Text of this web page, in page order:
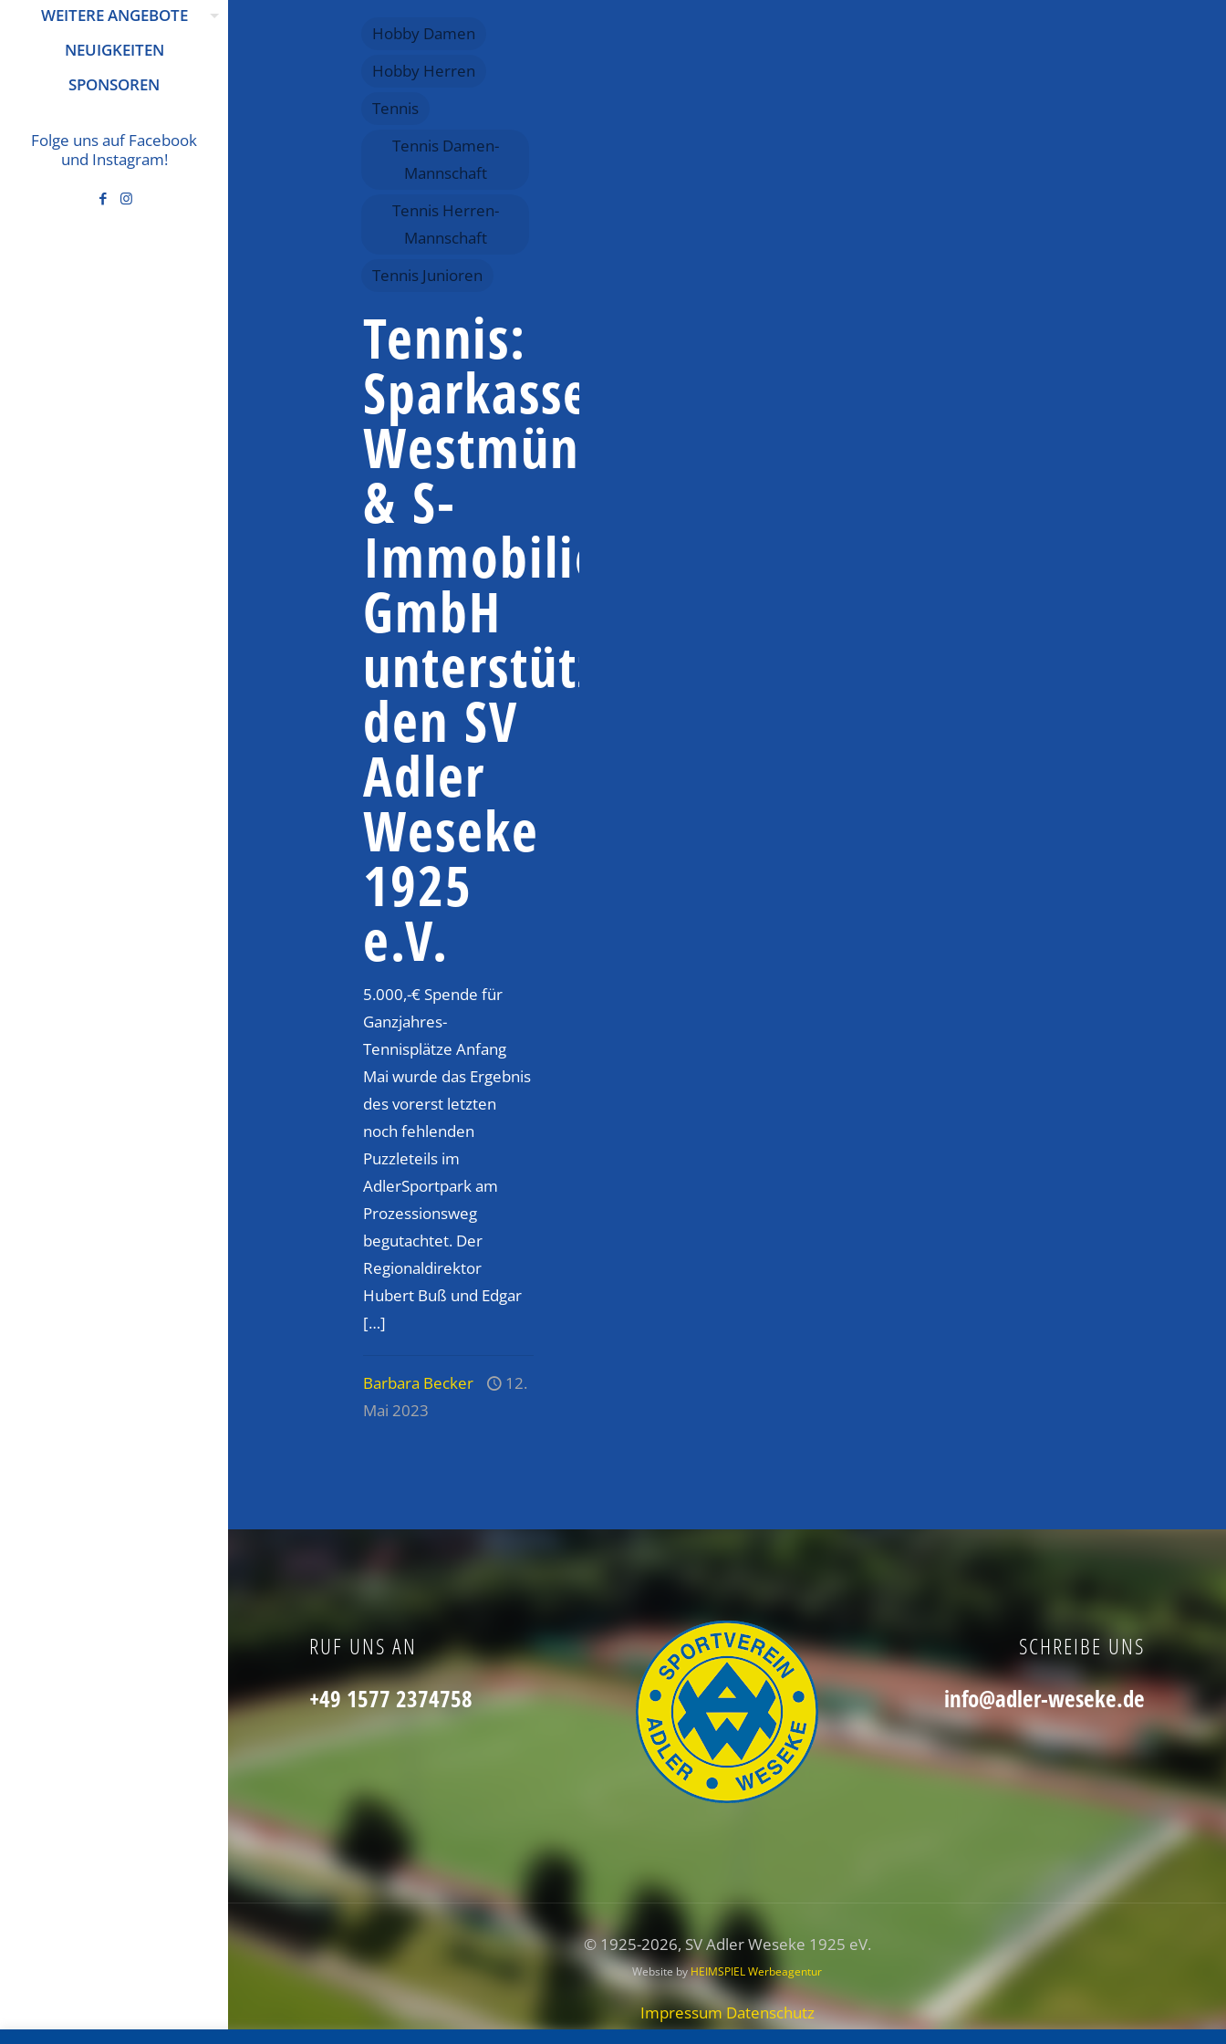
WEITERE ANGEBOTE
NEUIGKEITEN
SPONSOREN
Folge uns auf Facebook
und Instagram!
Hobby Damen
Hobby Herren
Tennis
Tennis Damen-
Mannschaft
Tennis Herren-
Mannschaft
Tennis Junioren
Tennis:
Sparkasse
Westmünsterland
& S-
Immobilien
GmbH
unterstützen
den SV
Adler
Weseke
1925
e.V.
5.000,-€ Spende für
Ganzjahres-
Tennisplätze Anfang
Mai wurde das Ergebnis
des vorerst letzten
noch fehlenden
Puzzleteils im
AdlerSportpark am
Prozessionsweg
begutachtet. Der
Regionaldirektor
Hubert Buß und Edgar
[…]
Barbara Becker
12.
Mai 2023
RUF UNS AN
+49 1577 2374758
SCHREIBE UNS
info@adler-weseke.de
© 1925-2026, SV Adler Weseke 1925 eV.
Website byHEIMSPIEL Werbeagentur
ImpressumDatenschutz